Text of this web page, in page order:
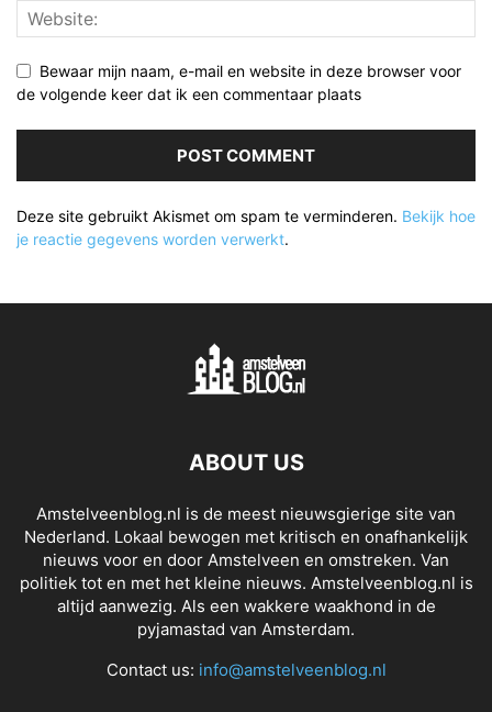
Bewaar mijn naam, e-mail en website in deze browser voor
de volgende keer dat ik een commentaar plaats
Deze site gebruikt Akismet om spam te verminderen. Bekijk hoe
je reactie gegevens worden verwerkt.
ABOUT US
Amstelveenblog.nl is de meest nieuwsgierige site van
Nederland. Lokaal bewogen met kritisch en onafhankelijk
nieuws voor en door Amstelveen en omstreken. Van
politiek tot en met het kleine nieuws. Amstelveenblog.nl is
altijd aanwezig. Als een wakkere waakhond in de
pyjamastad van Amsterdam.
Contact us: info@amstelveenblog.nl